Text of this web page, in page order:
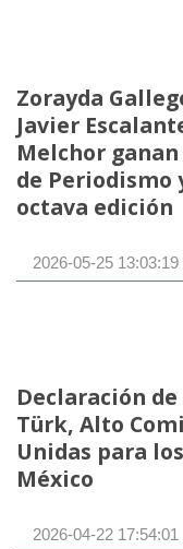
Zorayda
Javier
Melchor
de Periodismo
octava edición
2026-05-25 13:03:19
Declaración
Türk, Alto
Unidas para
México
2026-04-22 17:54:01